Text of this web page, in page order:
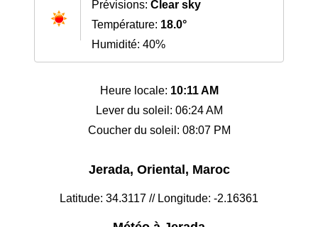
Prévisions: Clear sky
Température: 18.0°
Humidité: 40%
Heure locale: 10:11 AM
Lever du soleil: 06:24 AM
Coucher du soleil: 08:07 PM
Jerada, Oriental, Maroc
Latitude: 34.3117 // Longitude: -2.16361